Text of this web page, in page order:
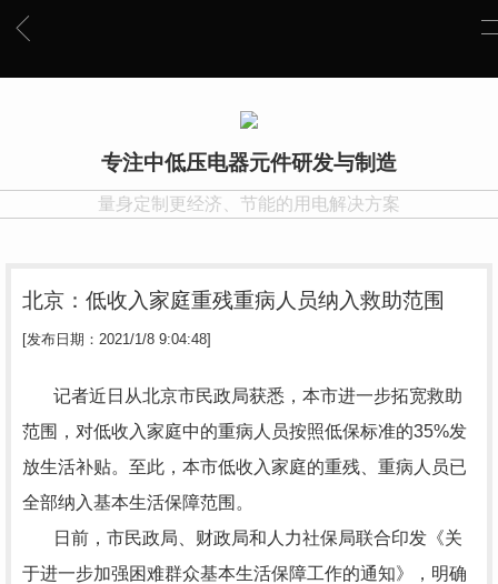
专注中低压电器元件研发与制造
量身定制更经济、节能的用电解决方案
北京：低收入家庭重残重病人员纳入救助范围
[发布日期：2021/1/8 9:04:48]
记者近日从北京市民政局获悉，本市进一步拓宽救助
范围，对低收入家庭中的重病人员按照低保标准的35%发
放生活补贴。至此，本市低收入家庭的重残、重病人员已
全部纳入基本生活保障范围。
日前，市民政局、财政局和人力社保局联合印发《关
于进一步加强困难群众基本生活保障工作的通知》，明确